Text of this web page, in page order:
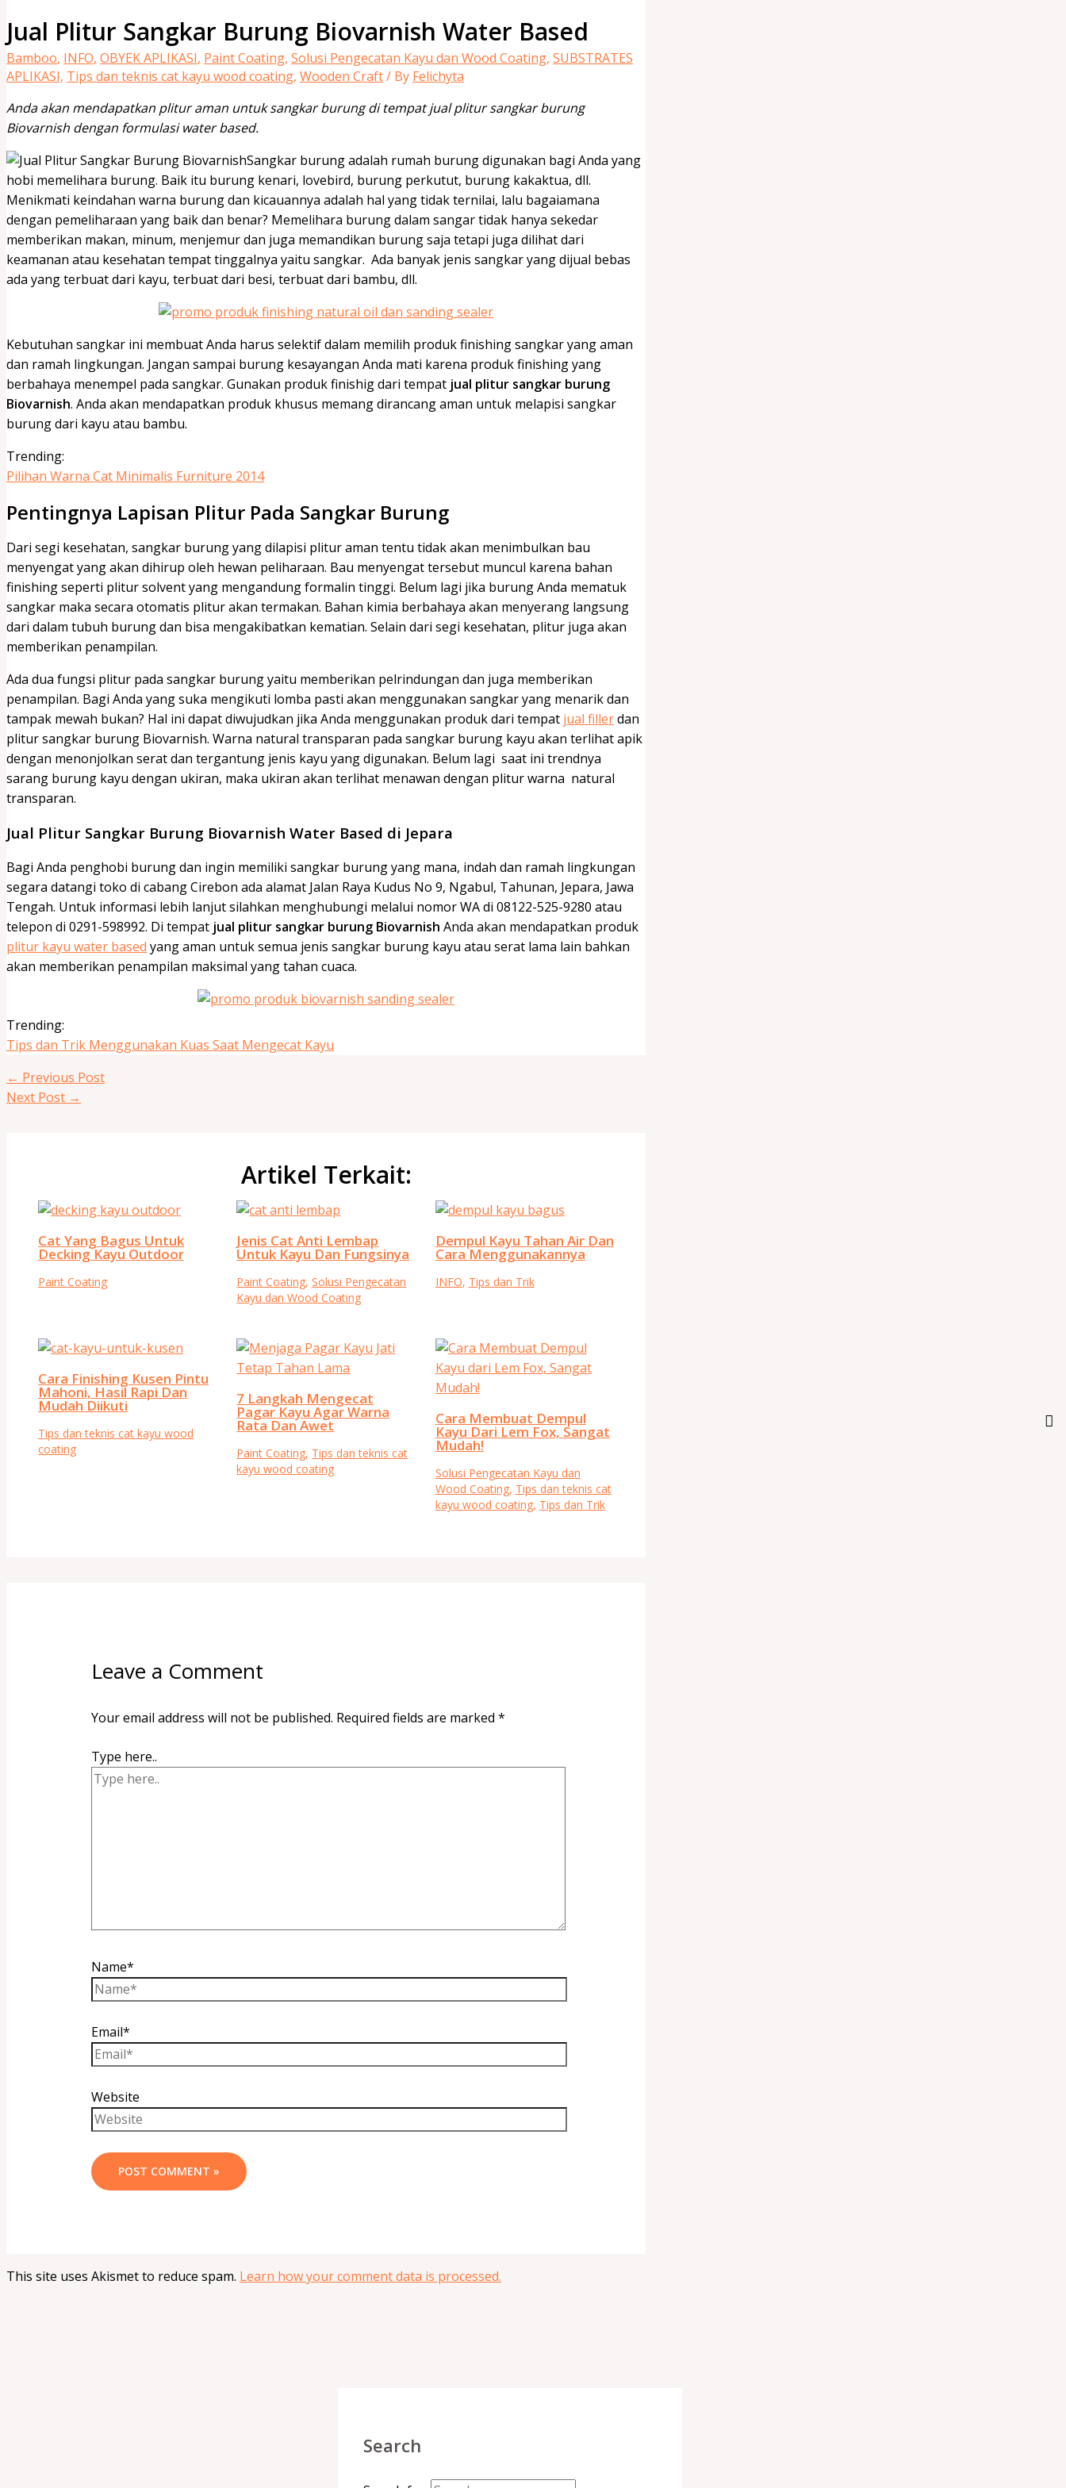
Jual Plitur Sangkar Burung Biovarnish Water Based
Bamboo, INFO, OBYEK APLIKASI, Paint Coating, Solusi Pengecatan Kayu dan Wood Coating, SUBSTRATES
APLIKASI, Tips dan teknis cat kayu wood coating, Wooden Craft/ By Felichyta
Anda akan mendapatkan plitur aman untuk sangkar burung di tempat jual plitur sangkar burung
Biovarnish dengan formulasi water based.
Sangkar burung adalah rumah burung digunakan bagi Anda yang
hobi memelihara burung. Baik itu burung kenari, lovebird, burung perkutut, burung kakaktua, dll.
Menikmati keindahan warna burung dan kicauannya adalah hal yang tidak ternilai, lalu bagaiamana
dengan pemeliharaan yang baik dan benar? Memelihara burung dalam sangar tidak hanya sekedar
memberikan makan, minum, menjemur dan juga memandikan burung saja tetapi juga dilihat dari
keamanan atau kesehatan tempat tinggalnya yaitu sangkar. Ada banyak jenis sangkar yang dijual bebas
ada yang terbuat dari kayu, terbuat dari besi, terbuat dari bambu, dll.
Kebutuhan sangkar ini membuat Anda harus selektif dalam memilih produk finishing sangkar yang aman
dan ramah lingkungan. Jangan sampai burung kesayangan Anda mati karena produk finishing yang
berbahaya menempel pada sangkar. Gunakan produk finishig dari tempat jual plitur sangkar burung
Biovarnish. Anda akan mendapatkan produk khusus memang dirancang aman untuk melapisi sangkar
burung dari kayu atau bambu.
Trending:
Pilihan Warna Cat Minimalis Furniture 2014
Pentingnya Lapisan Plitur Pada Sangkar Burung
Dari segi kesehatan, sangkar burung yang dilapisi plitur aman tentu tidak akan menimbulkan bau
menyengat yang akan dihirup oleh hewan peliharaan. Bau menyengat tersebut muncul karena bahan
finishing seperti plitur solvent yang mengandung formalin tinggi. Belum lagi jika burung Anda mematuk
sangkar maka secara otomatis plitur akan termakan. Bahan kimia berbahaya akan menyerang langsung
dari dalam tubuh burung dan bisa mengakibatkan kematian. Selain dari segi kesehatan, plitur juga akan
memberikan penampilan.
Ada dua fungsi plitur pada sangkar burung yaitu memberikan pelrindungan dan juga memberikan
penampilan. Bagi Anda yang suka mengikuti lomba pasti akan menggunakan sangkar yang menarik dan
tampak mewah bukan? Hal ini dapat diwujudkan jika Anda menggunakan produk dari tempat jual fillerdan
plitur sangkar burung Biovarnish. Warna natural transparan pada sangkar burung kayu akan terlihat apik
dengan menonjolkan serat dan tergantung jenis kayu yang digunakan. Belum lagi saat ini trendnya
sarang burung kayu dengan ukiran, maka ukiran akan terlihat menawan dengan plitur warna natural
transparan.
Jual Plitur Sangkar Burung Biovarnish Water Based di Jepara
Bagi Anda penghobi burung dan ingin memiliki sangkar burung yang mana, indah dan ramah lingkungan
segara datangi toko di cabang Cirebon ada alamat Jalan Raya Kudus No 9, Ngabul, Tahunan, Jepara, Jawa
Tengah. Untuk informasi lebih lanjut silahkan menghubungi melalui nomor WA di 08122-525-9280 atau
telepon di 0291-598992. Di tempat jual plitur sangkar burung Biovarnish Anda akan mendapatkan produk
plitur kayu water based yang aman untuk semua jenis sangkar burung kayu atau serat lama lain bahkan
akan memberikan penampilan maksimal yang tahan cuaca.
Trending:
Tips dan Trik Menggunakan Kuas Saat Mengecat Kayu
← Previous Post
Next Post →
Artikel Terkait:
Cat Yang Bagus Untuk
Decking Kayu Outdoor
Paint Coating
Jenis Cat Anti Lembap
Untuk Kayu Dan Fungsinya
Paint Coating,Solusi Pengecatan
Kayu dan Wood Coating
Dempul Kayu Tahan Air Dan
Cara Menggunakannya
INFO, Tips dan Trik
Cara Finishing Kusen Pintu
Mahoni, Hasil Rapi Dan
Mudah Diikuti
Tips dan teknis cat kayu wood
coating
7 Langkah Mengecat
Pagar Kayu Agar Warna
Rata Dan Awet
Paint Coating, Tips dan teknis cat
kayu wood coating
Cara Membuat Dempul
Kayu Dari Lem Fox, Sangat
Mudah!
Solusi Pengecatan Kayu dan
Wood Coating, Tips dan teknis cat
kayu wood coating, Tips dan Trik
Leave a Comment
Your email address will not be published. Required fields are marked *
Type here..
Name*
Email*
Website
This site uses Akismet to reduce spam. Learn how your comment data is processed.
Search